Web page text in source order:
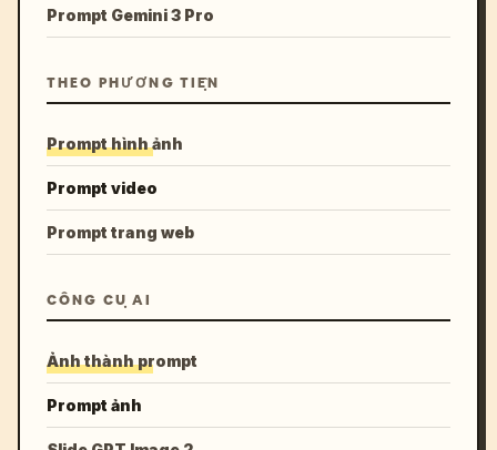
Prompt Gemini 3 Pro
THEO PHƯƠNG TIỆN
Prompt hình ảnh
Prompt video
Prompt trang web
CÔNG CỤ AI
Ảnh thành prompt
Prompt ảnh